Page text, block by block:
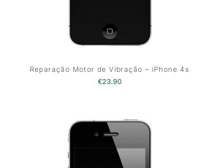
Reparação Motor de Vibração – iPhone 4s
€23.90